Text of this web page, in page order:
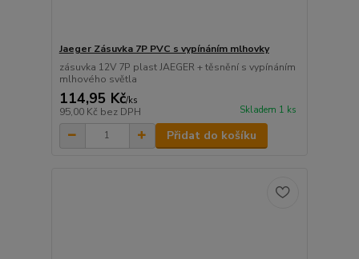
Jaeger Zásuvka 7P PVC s vypínáním mlhovky
zásuvka 12V 7P plast JAEGER + těsnění s vypínáním
mlhového světla
114,95 Kč/ks
95,00 Kč bez DPH Skladem 1 ks
Přidat do košíku